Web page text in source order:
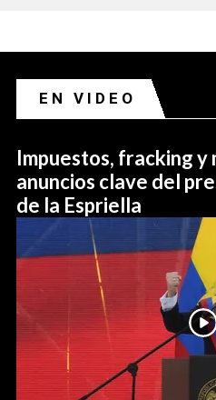
EN VIDEO
Impuestos, fracking y
anuncios clave del
de la Espriella